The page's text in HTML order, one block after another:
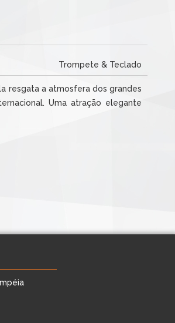
Trompete & Teclado
resgata a atmosfera dos grandes
Uma atração elegante